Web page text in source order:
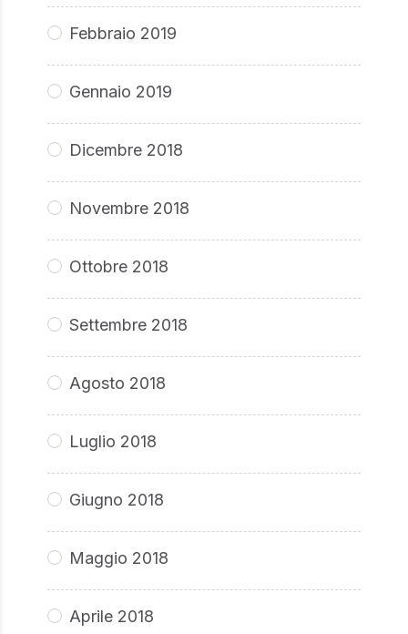
Febbraio 2019
Gennaio 2019
Dicembre 2018
Novembre 2018
Ottobre 2018
Settembre 2018
Agosto 2018
Luglio 2018
Giugno 2018
Maggio 2018
Aprile 2018